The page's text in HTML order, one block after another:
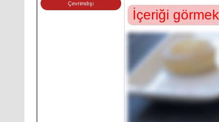
Çevrimdışı
İçeriği